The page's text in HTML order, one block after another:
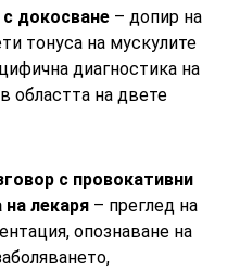
докосване– допир на
тонуса на мускулите
диагностика на
областта на двете
с провокативни
лекаря– преглед на
опознаване на